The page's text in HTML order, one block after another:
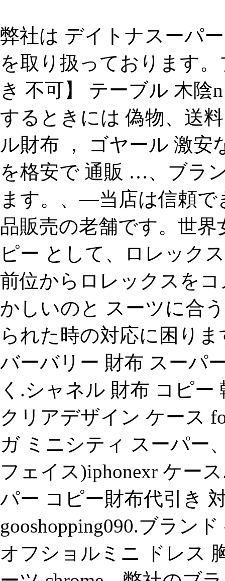
弊社は デイトナスーパ
を取り扱っております
き 不可】 テーブル 木陰
するときには 偽物、送
ル財布 ， ゴヤール 激安
を格安で 通販 …、ブラ
ます。、—当店は信頼で
品販売の老舗です。世
ピー として、ロレック
前位からロレックスを
かしいのと スーツに合
られた時の対応に困り
バーバリー 財布 スーパ
く.シャネル 財布 コピー
クリアデザイン ケース
ガ ミニシティ スーパー
フェイス)iphonexr ケー
パー コピー財布代引き
gooshopping090.ブラン
オフショルミニ ドレス